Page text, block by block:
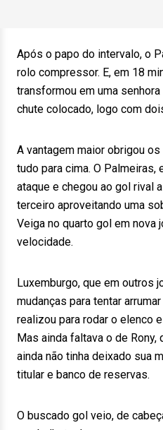
Após o papo do intervalo, o
rolo compressor. E, em 18
transformou em uma
chute colocado, logo com
A vantagem maior obrigou
tudo para cima. O Palmeiras,
ataque e chegou ao gol rival
terceiro aproveitando uma
Veiga no quarto gol em nova
velocidade.
Luxemburgo, que em outros
mudanças para tentar
realizou para rodar o elenco
Mas ainda faltava o de Rony,
ainda não tinha deixado sua
titular e banco de reservas.
O buscado gol veio, de